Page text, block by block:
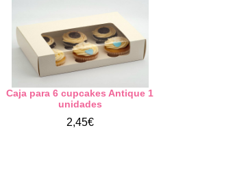
Caja para 6 cupcakes Antique 1
unidades
2,45€